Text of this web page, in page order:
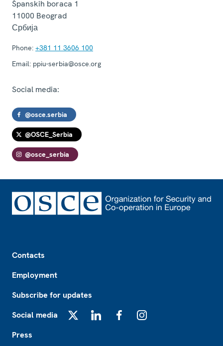
Španskih boraca 1
11000 Beograd
Србија
Phone: +381 11 3606 100
Email: ppiu-serbia@osce.org
Social media:
@osce.serbia
@OSCE_Serbia
@osce_serbia
Contacts
Employment
Subscribe for updates
Social media
Press